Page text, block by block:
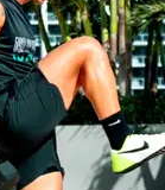
de mi vida:
clavícula. Ahí
dinero, sin
pequeño
Decidí
para sobrevivir